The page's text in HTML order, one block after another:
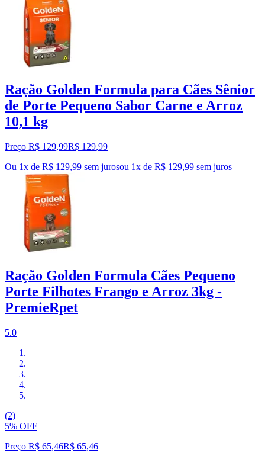
Ração Golden Formula para Cães Sênior
de Porte Pequeno Sabor Carne e Arroz
10,1 kg
Preço R$ 129,99R$ 129,99
Ou 1x de R$ 129,99 sem jurosou 1x de R$ 129,99 sem juros
Ração Golden Formula Cães Pequeno
Porte Filhotes Frango e Arroz 3kg -
PremieRpet
5.0
(2)
5% OFF
Preço R$ 65,46R$ 65,46